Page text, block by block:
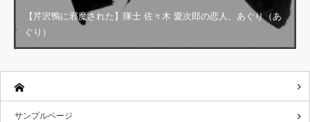
【芹沢鴨に邪魔された】隊士 佐々木 愛次郎の恋人、あぐり（あ
ぐり）
サンプルページ